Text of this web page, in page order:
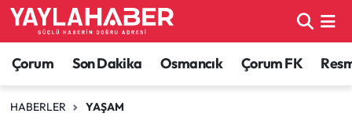
Çorum Son Dakika Osmancık Çorum FK
HABERLER YAŞAM
Alaca Haberleri
Bayat Haberleri
Çorum Nöbetçi Eczaneler
Çorum Hava Durumu